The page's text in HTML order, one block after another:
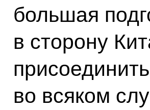
большая
в сторону
во всяком